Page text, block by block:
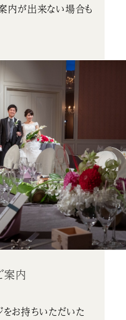
内が出来ない場合も
案内
お持ちいただいた